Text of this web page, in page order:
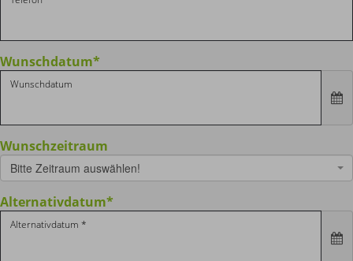
Wunschdatum*
Wunschzeitraum
Bitte Zeitraum auswählen!
Alternativdatum*